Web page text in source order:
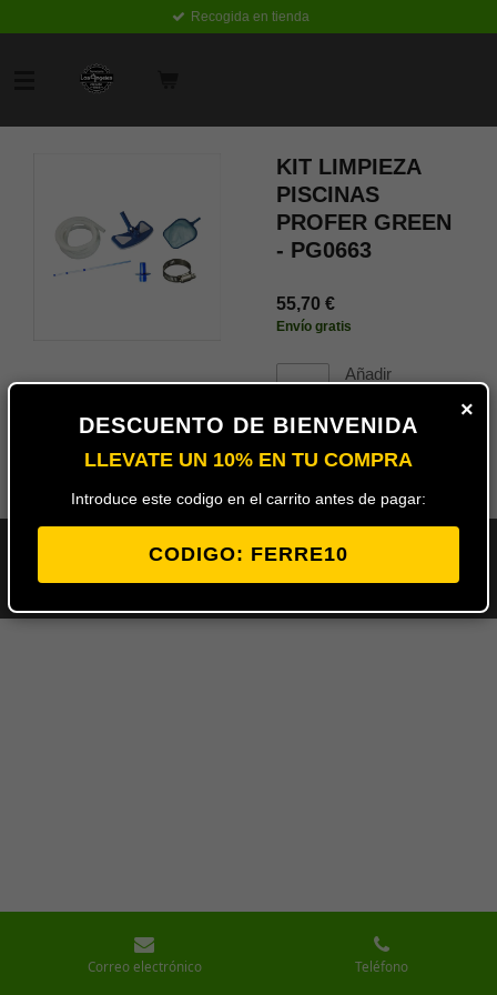
Recogida en tienda
KIT LIMPIEZA
PISCINAS
PROFER GREEN
- PG0663
55,70 €
Envío gratis
Añadir
carrito
© 2024 - 2026 Ferretería Los Ángeles
Con la tecnología deWebador
Correo electrónico Teléfono
×
DESCUENTO DE BIENVENIDA
LLEVATE UN 10% EN TU COMPRA
Introduce este codigo en el carrito antes de pagar:
CODIGO: FERRE10